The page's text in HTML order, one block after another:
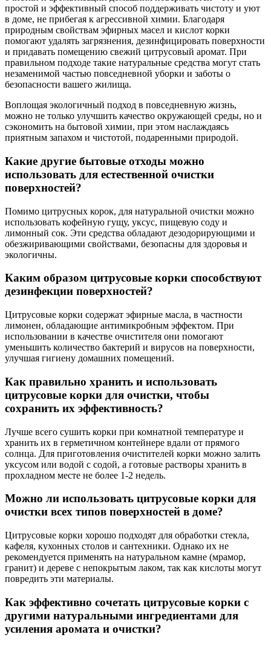
простой и эффективный способ поддерживать чистоту и уют
в доме, не прибегая к агрессивной химии. Благодаря
природным свойствам эфирных масел и кислот корки
помогают удалять загрязнения, дезинфицировать поверхности
и придавать помещению свежий цитрусовый аромат. При
правильном подходе такие натуральные средства могут стать
незаменимой частью повседневной уборки и заботы о
безопасности вашего жилища.
Воплощая экологичный подход в повседневную жизнь,
можно не только улучшить качество окружающей среды, но и
сэкономить на бытовой химии, при этом наслаждаясь
приятным запахом и чистотой, подаренными природой.
Какие другие бытовые отходы можно
использовать для естественной очистки
поверхностей?
Помимо цитрусных корок, для натуральной очистки можно
использовать кофейную гущу, уксус, пищевую соду и
лимонный сок. Эти средства обладают дезодорирующими и
обезжиривающими свойствами, безопасны для здоровья и
экологичны.
Каким образом цитрусовые корки способствуют
дезинфекции поверхностей?
Цитрусовые корки содержат эфирные масла, в частности
лимонен, обладающие антимикробным эффектом. При
использовании в качестве очистителя они помогают
уменьшить количество бактерий и вирусов на поверхности,
улучшая гигиену домашних помещений.
Как правильно хранить и использовать
цитрусовые корки для очистки, чтобы
сохранить их эффективность?
Лучше всего сушить корки при комнатной температуре и
хранить их в герметичном контейнере вдали от прямого
солнца. Для приготовления очистителей корки можно залить
уксусом или водой с содой, а готовые растворы хранить в
прохладном месте не более 1-2 недель.
Можно ли использовать цитрусовые корки для
очистки всех типов поверхностей в доме?
Цитрусовые корки хорошо подходят для обработки стекла,
кафеля, кухонных столов и сантехники. Однако их не
рекомендуется применять на натуральном камне (мрамор,
гранит) и дереве с непокрытым лаком, так как кислоты могут
повредить эти материалы.
Как эффективно сочетать цитрусовые корки с
другими натуральными ингредиентами для
усиления аромата и очистки?